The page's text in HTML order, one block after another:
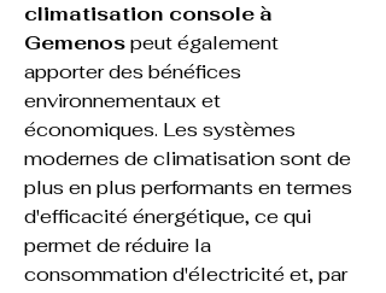
climatisation console à
Gemenos peut également
apporter des bénéfices
environnementaux et
économiques. Les systèmes
modernes de climatisation sont de
plus en plus performants en termes
d'efficacité énergétique, ce qui
permet de réduire la
consommation d'électricité et, par